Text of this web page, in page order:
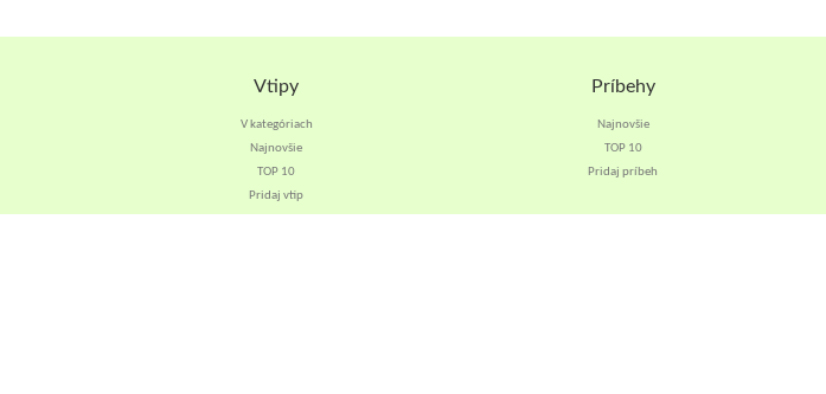
Vtipy
V kategóriach
Najnovšie
TOP 10
Pridaj vtip
Príbehy
Najnovšie
TOP 10
Pridaj príbeh